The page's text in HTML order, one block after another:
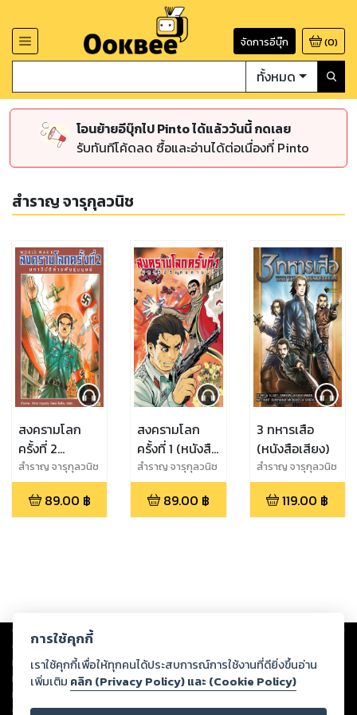
จัดการอีบุ๊ก (0)
ทั้งหมด
โอนย้ายอีบุ๊กไป Pinto ได้แล้ววันนี้ กดเลย
รับทันทีโค้ดลด ซื้อและอ่านได้ต่อเนื่องที่ Pinto
สำราญ จารุกุลวนิช
สงครามโลก
ครั้งที่ 2
(หนังสือเสียง)
สำราญ จารุกุลวนิช
89.00 ฿
สงครามโลก
ครั้งที่ 1 (หนังสือ
เสียง)
สำราญ จารุกุลวนิช
89.00 ฿
3 ทหารเสือ
(หนังสือเสียง)
สำราญ จารุกุลวนิช
119.00 ฿
Copyright © 2026
ต่อผลงานหรือเนื้อหาใดที่อัปโหลดผ่านเว็บไซต์และปรากฏว่าละเมิดสิทธิใน
ทรัพย์สินทางปัญญาของบุคคลอื่นหรือขัดต่อกฎหมายและศีลธรรม ดังนั้น ผู้อ่าน
ทุกท่านโปรดใช้วิจารณญาณในการกลั่นกรองด้วยตนเอง และหากท่านพบว่าส่วน
หนึ่งส่วนใดขัดต่อกฎหมายและศีลธรรม กรุณาแจ้งมายังบริษัท เพื่อทีมงานจะได้
ดำเนินการในทันที ทั้งนี้ ทางสตอรี่ล็อกขอสงวนลิขสิทธิ์ตามพระราชบัญญัติ
การใช้คุกกี้
เราใช้คุกกี้เพื่อให้ทุกคนได้ประสบการณ์การใช้งานที่ดียิ่งขึ้นอ่าน
เพิ่มเติม คลิก (Privacy Policy) และ (Cookie Policy)